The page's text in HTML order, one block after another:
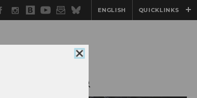
Facebook
Instagram
WU
Blog
YouTube
Newsletter
BlueskyENGLISH QUICKLINKS
Cookie